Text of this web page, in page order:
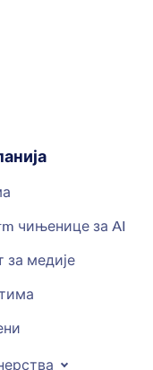
чињенице за AI
за медије